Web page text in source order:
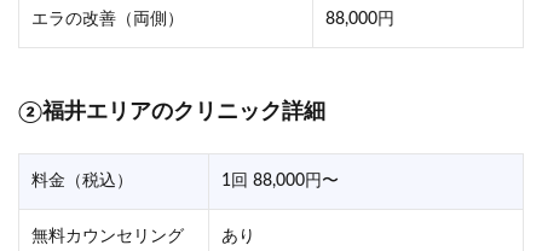
エラの改善（両側） 88,000円
②福井エリアのクリニック詳細
料金（税込） 1回 88,000円〜
無料カウンセリング あり